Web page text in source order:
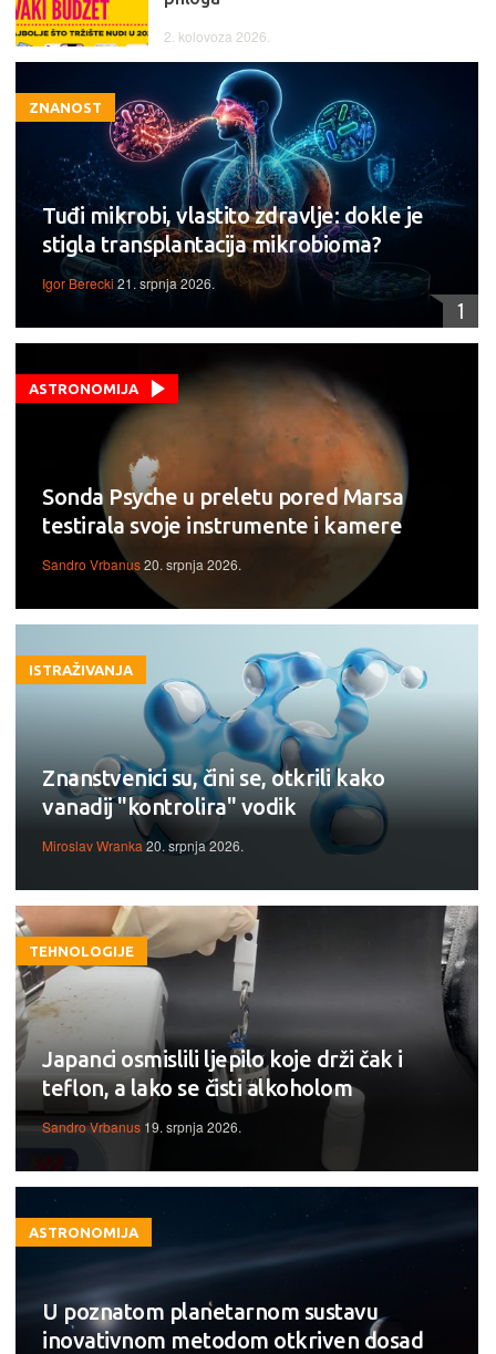
2. kolovoza 2026.
ZNANOST
Tuđi mikrobi, vlastito zdravlje: dokle je
stigla transplantacija mikrobioma?
Igor Berecki 21. srpnja 2026.
1
ASTRONOMIJA
Sonda Psyche u preletu pored Marsa
testirala svoje instrumente i kamere
Sandro Vrbanus20. srpnja 2026.
ISTRAŽIVANJA
Znanstvenici su, čini se, otkrili kako
vanadij "kontrolira" vodik
Miroslav Wranka 20. srpnja 2026.
TEHNOLOGIJE
Japanci osmislili ljepilo koje drži čak i
teflon, a lako se čisti alkoholom
Sandro Vrbanus 19. srpnja 2026.
ASTRONOMIJA
U poznatom planetarnom sustavu
inovativnom metodom otkriven dosad